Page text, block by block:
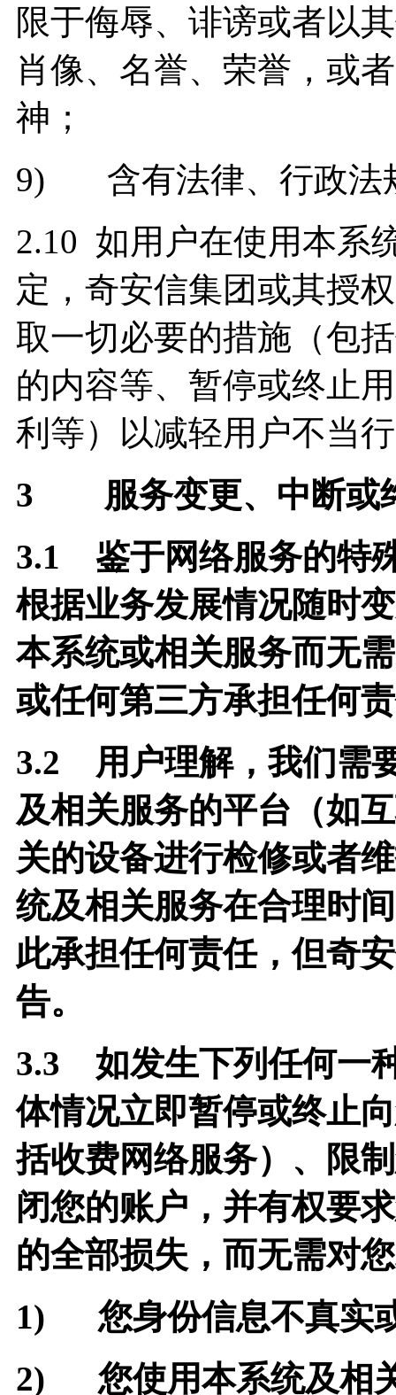
限于侮辱、诽谤或者以
肖像、名誉、荣誉，或
神；
9) 含有法律、行政法
2.10 如用户在使用本系
定，奇安信集团或其授
取一切必要的措施（包
的内容等、暂停或终止
利等）以减轻用户不当
3 服务变更、中断或
3.1 鉴于网络服务的特
根据业务发展情况随时
本系统或相关服务而无
或任何第三方承担任何
3.2 用户理解，我们需
及相关服务的平台（如
关的设备进行检修或者
统及相关服务在合理时
此承担任何责任，但奇
告。
3.3 如发生下列任何一
体情况立即暂停或终止
括收费网络服务）、限
闭您的账户，并有权要
的全部损失，而无需对
1) 您身份信息不真实
2) 您使用本系统及相